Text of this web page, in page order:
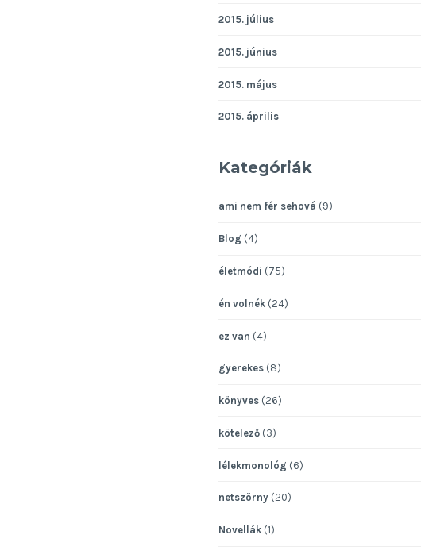
2015. július
2015. június
2015. május
2015. április
Kategóriák
ami nem fér sehová (9)
Blog (4)
életmódi (75)
én volnék (24)
ez van (4)
gyerekes (8)
könyves (26)
kötelező (3)
lélekmonológ (6)
netszörny (20)
Novellák (1)